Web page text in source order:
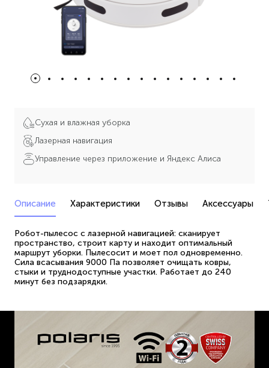
Сухая и влажная уборка
Лазерная навигация
Управление через приложение и Яндекс Алиса
Описание Характеристики Отзывы Аксессуары
Робот-пылесос с лазерной навигацией: сканирует
пространство, строит карту и находит оптимальный
маршрут уборки. Пылесосит и моет пол одновременно.
Сила всасывания 9000 Па позволяет очищать ковры,
стыки и труднодоступные участки. Работает до 240
минут без подзарядки.